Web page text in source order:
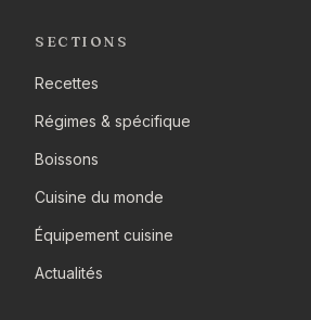
SECTIONS
Recettes
Régimes & spécifique
Boissons
Cuisine du monde
Équipement cuisine
Actualités